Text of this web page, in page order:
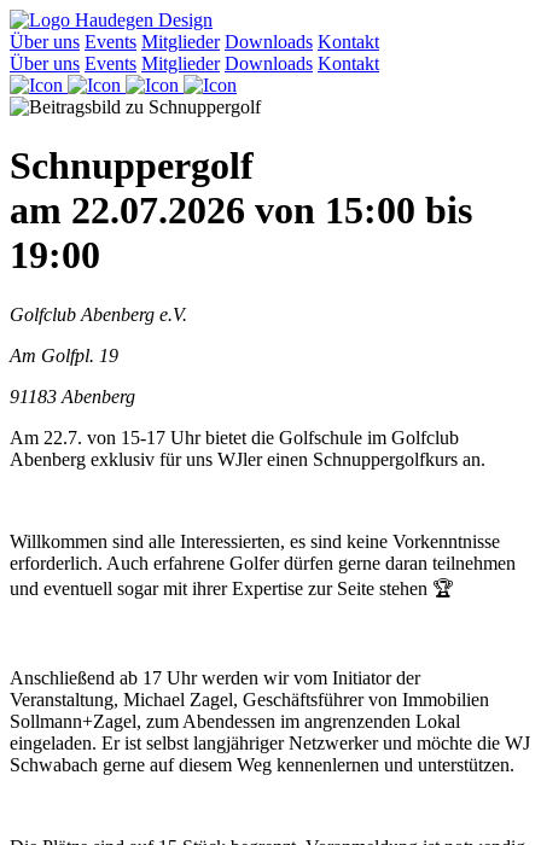
Über uns Events Mitglieder Downloads Kontakt
Über uns Events Mitglieder Downloads Kontakt
Schnuppergolf
am 22.07.2026 von 15:00 bis
19:00
Golfclub Abenberg e.V.
Am Golfpl. 19
91183 Abenberg
Am 22.7. von 15-17 Uhr bietet die Golfschule im Golfclub
Abenberg exklusiv für uns WJler einen Schnuppergolfkurs an.
Willkommen sind alle Interessierten, es sind keine Vorkenntnisse
erforderlich. Auch erfahrene Golfer dürfen gerne daran teilnehmen
und eventuell sogar mit ihrer Expertise zur Seite stehen 🏆
Anschließend ab 17 Uhr werden wir vom Initiator der
Veranstaltung, Michael Zagel, Geschäftsführer von Immobilien
Sollmann+Zagel, zum Abendessen im angrenzenden Lokal
eingeladen. Er ist selbst langjähriger Netzwerker und möchte die WJ
Schwabach gerne auf diesem Weg kennenlernen und unterstützen.